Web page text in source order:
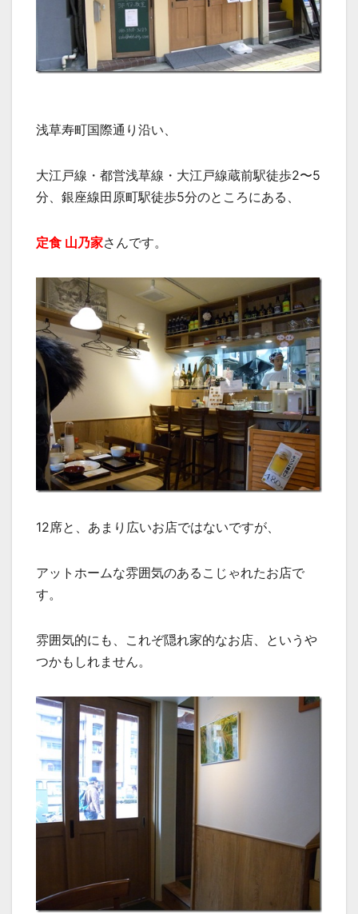
浅草寿町国際通り沿い、
大江戸線・都営浅草線・大江戸線蔵前駅徒歩2〜5
分、銀座線田原町駅徒歩5分のところにある、
定食 山乃家さんです。
12席と、あまり広いお店ではないですが、
アットホームな雰囲気のあるこじゃれたお店で
す。
雰囲気的にも、これぞ隠れ家的なお店、というや
つかもしれません。